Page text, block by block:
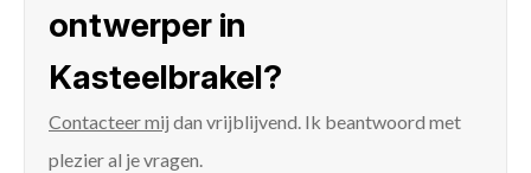
ontwerper in
Kasteelbrakel?
Contacteer mij dan vrijblijvend. Ik beantwoord met
plezier al je vragen.